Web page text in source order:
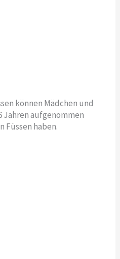
können Mädchen und
Jahren aufgenommen
Füssen haben.